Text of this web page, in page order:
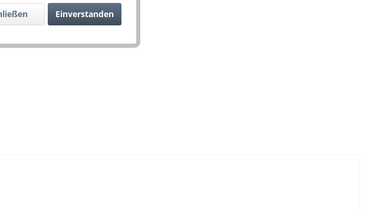
Einverstanden